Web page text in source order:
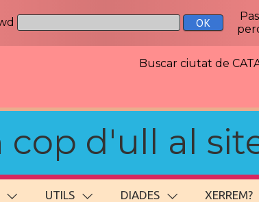
Buscar ciutat de
d'ull al
UTILS DIADES XERREM?